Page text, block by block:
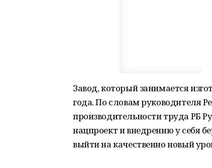
Завод, который занимается
года. По словам руководителя
производительности труда РБ
нацпроект и внедрению у себя
выйти на качественно новый